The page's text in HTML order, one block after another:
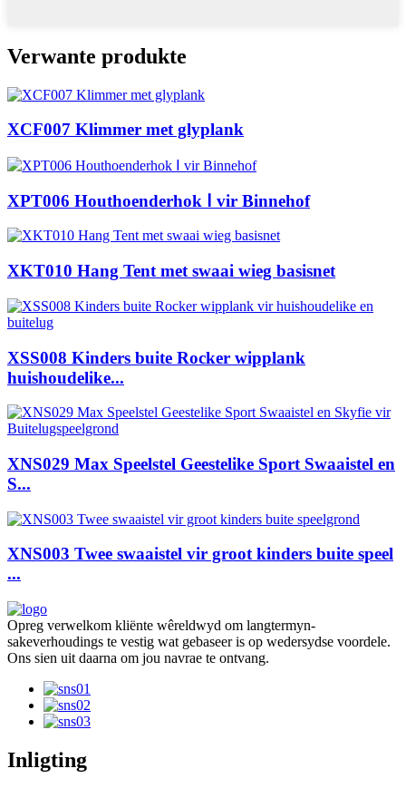
Verwante produkte
XCF007 Klimmer met glyplank
XPT006 ​​Houthoenderhok Ⅰ vir Binnehof
XKT010 Hang Tent met swaai wieg basisnet
XSS008 Kinders buite Rocker wipplank
huishoudelike...
XNS029 Max Speelstel Geestelike Sport Swaaistel en
S...
XNS003 Twee swaaistel vir groot kinders buite speel
...
Opreg verwelkom kliënte wêreldwyd om langtermyn-
sakeverhoudings te vestig wat gebaseer is op wedersydse voordele.
Ons sien uit daarna om jou navrae te ontvang.
Inligting